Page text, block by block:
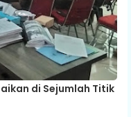
di Sejumlah Titik